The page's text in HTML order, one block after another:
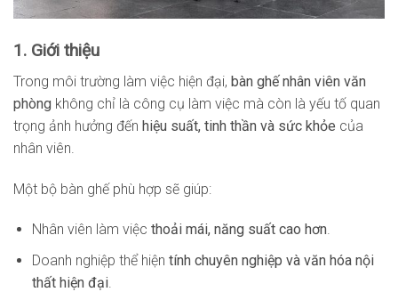
1. Giới thiệu
Trong môi trường làm việc hiện đại, bàn ghế nhân viên văn
phòng không chỉ là công cụ làm việc mà còn là yếu tố quan
trọng ảnh hưởng đến hiệu suất, tinh thần và sức khỏe của
nhân viên.
Một bộ bàn ghế phù hợp sẽ giúp:
Nhân viên làm việc thoải mái, năng suất cao hơn.
Doanh nghiệp thể hiện tính chuyên nghiệp và văn hóa nội
thất hiện đại.